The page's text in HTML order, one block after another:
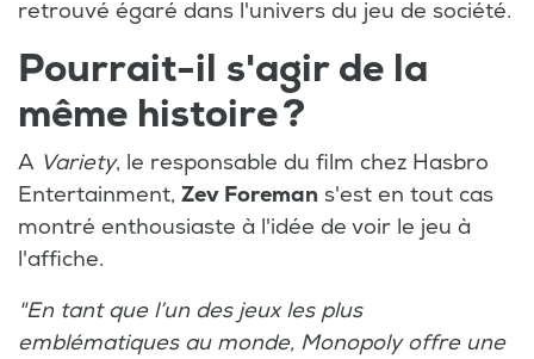
retrouvé égaré dans l'univers du jeu de société.
Pourrait-il s'agir de la
même histoire ?
A Variety, le responsable du film chez Hasbro
Entertainment, Zev Foreman s'est en tout cas
montré enthousiaste à l'idée de voir le jeu à
l'affiche.
"En tant que l’un des jeux les plus
emblématiques au monde, Monopoly offre une